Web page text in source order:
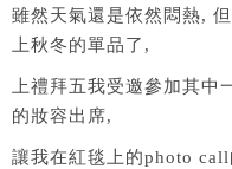
雖然天氣還是依然悶熱,
上秋冬的單品了,
上禮拜五我受邀參加其中
的妝容出席,
讓我在紅毯上的photo